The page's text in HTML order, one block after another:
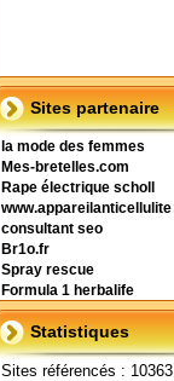
Sites partenaire
la mode des femmes
Mes-bretelles.com
Rape électrique scholl
www.appareilanticellulite
consultant seo
Br1o.fr
Spray rescue
Formula 1 herbalife
Statistiques
Sites référencés : 10363